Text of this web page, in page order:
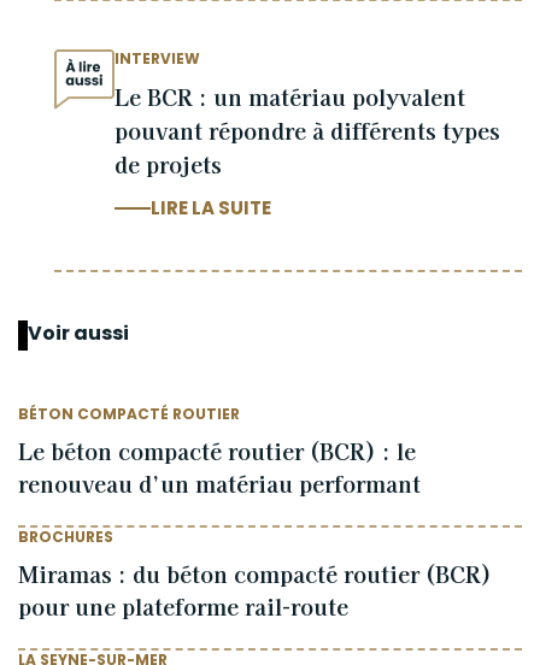
INTERVIEW
Le BCR : un matériau polyvalent
pouvant répondre à différents types
de projets
LIRE LA SUITE
Voir aussi
BÉTON COMPACTÉ ROUTIER
Le béton compacté routier (BCR) : le
renouveau d’un matériau performant
BROCHURES
Miramas : du béton compacté routier (BCR)
pour une plateforme rail-route
LA SEYNE-SUR-MER